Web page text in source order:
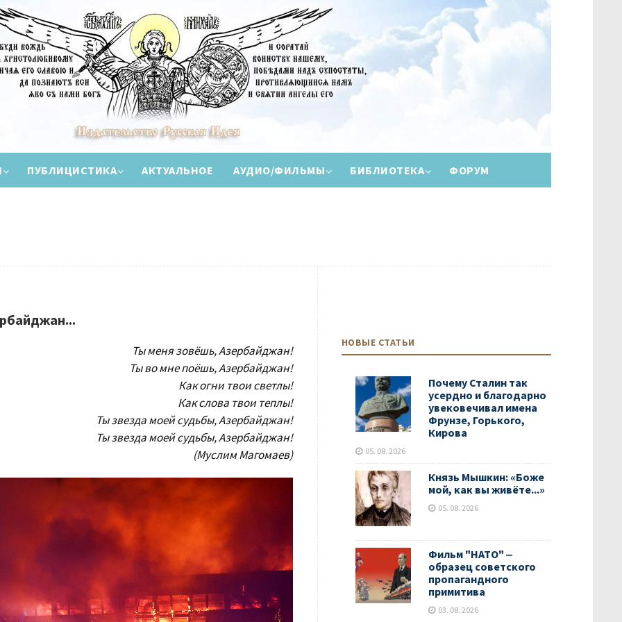
ПУБЛИЦИСТИКА АКТУАЛЬНОЕ АУДИО/ФИЛЬМЫ БИБЛИОТЕКА ФОРУМ
Ты меня зовёшь, Азербайджан!
Ты во мне поёшь, Азербайджан!
Как огни твои светлы!
Как слова твои теплы!
Ты звезда моей судьбы, Азербайджан!
Ты звезда моей судьбы, Азербайджан!
(Муслим Магомаев)
НОВЫЕ СТАТЬИ
Почему Сталин так
усердно и благодарно
увековечивал имена
Фрунзе, Горького,
Кирова
05. 08. 2026
Князь Мышкин: «Боже
мой, как вы живёте...»
05. 08. 2026
Фильм "НАТО" ‒
образец советского
пропагандного
примитива
03. 08. 2026